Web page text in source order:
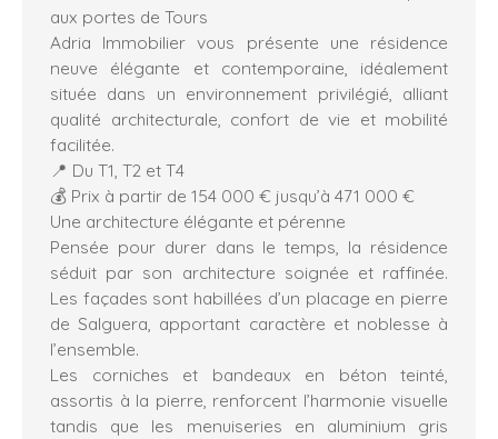
aux portes de Tours
Adria Immobilier vous présente une résidence
neuve élégante et contemporaine, idéalement
située dans un environnement privilégié, alliant
qualité architecturale, confort de vie et mobilité
facilitée.
📍 Du T1, T2 et T4
💰 Prix à partir de 154 000 € jusqu’à 471 000 €
Une architecture élégante et pérenne
Pensée pour durer dans le temps, la résidence
séduit par son architecture soignée et raffinée.
Les façades sont habillées d’un placage en pierre
de Salguera, apportant caractère et noblesse à
l’ensemble.
Les corniches et bandeaux en béton teinté,
assortis à la pierre, renforcent l’harmonie visuelle
tandis que les menuiseries en aluminium gris